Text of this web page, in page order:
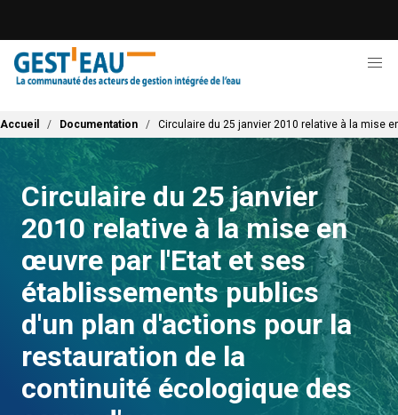
contenu
principal
Fil d'Ariane
Accueil Documentation Circulaire du 25 janvier 2010 relative à la mise
Circulaire du 25 janvier
2010 relative à la mise en
œuvre par l'Etat et ses
établissements publics
d'un plan d'actions pour la
restauration de la
continuité écologique des